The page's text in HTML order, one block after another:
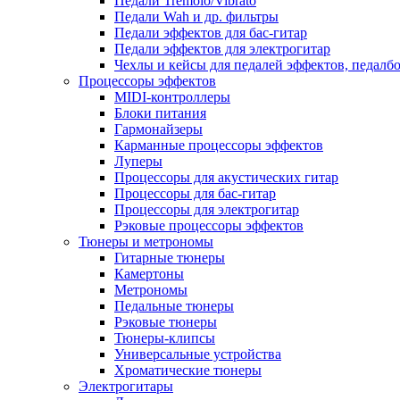
Педали Wah и др. фильтры
Педали эффектов для бас-гитар
Педали эффектов для электрогитар
Чехлы и кейсы для педалей эффектов,
Процессоры эффектов
MIDI-контроллеры
Блоки питания
Гармонайзеры
Карманные процессоры эффектов
Луперы
Процессоры для акустических гитар
Процессоры для бас-гитар
Процессоры для электрогитар
Рэковые процессоры эффектов
Тюнеры и метрономы
Гитарные тюнеры
Камертоны
Метрономы
Педальные тюнеры
Рэковые тюнеры
Тюнеры-клипсы
Универсальные устройства
Хроматические тюнеры
Электрогитары